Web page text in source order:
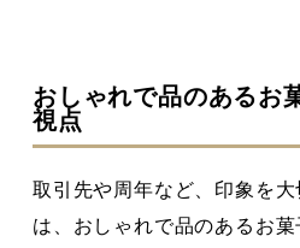
おしゃれで品のあるお
視点
取引先や周年など、印象を
は、おしゃれで品のあるお